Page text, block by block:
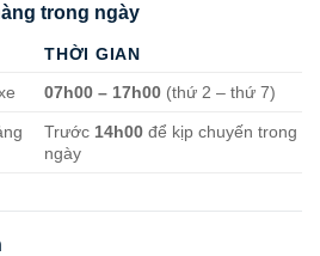
trong ngày
THỜI GIAN
07h00 – 17h00 (thứ 2 – thứ 7)
Trước 14h00 để kịp chuyến trong
ngày